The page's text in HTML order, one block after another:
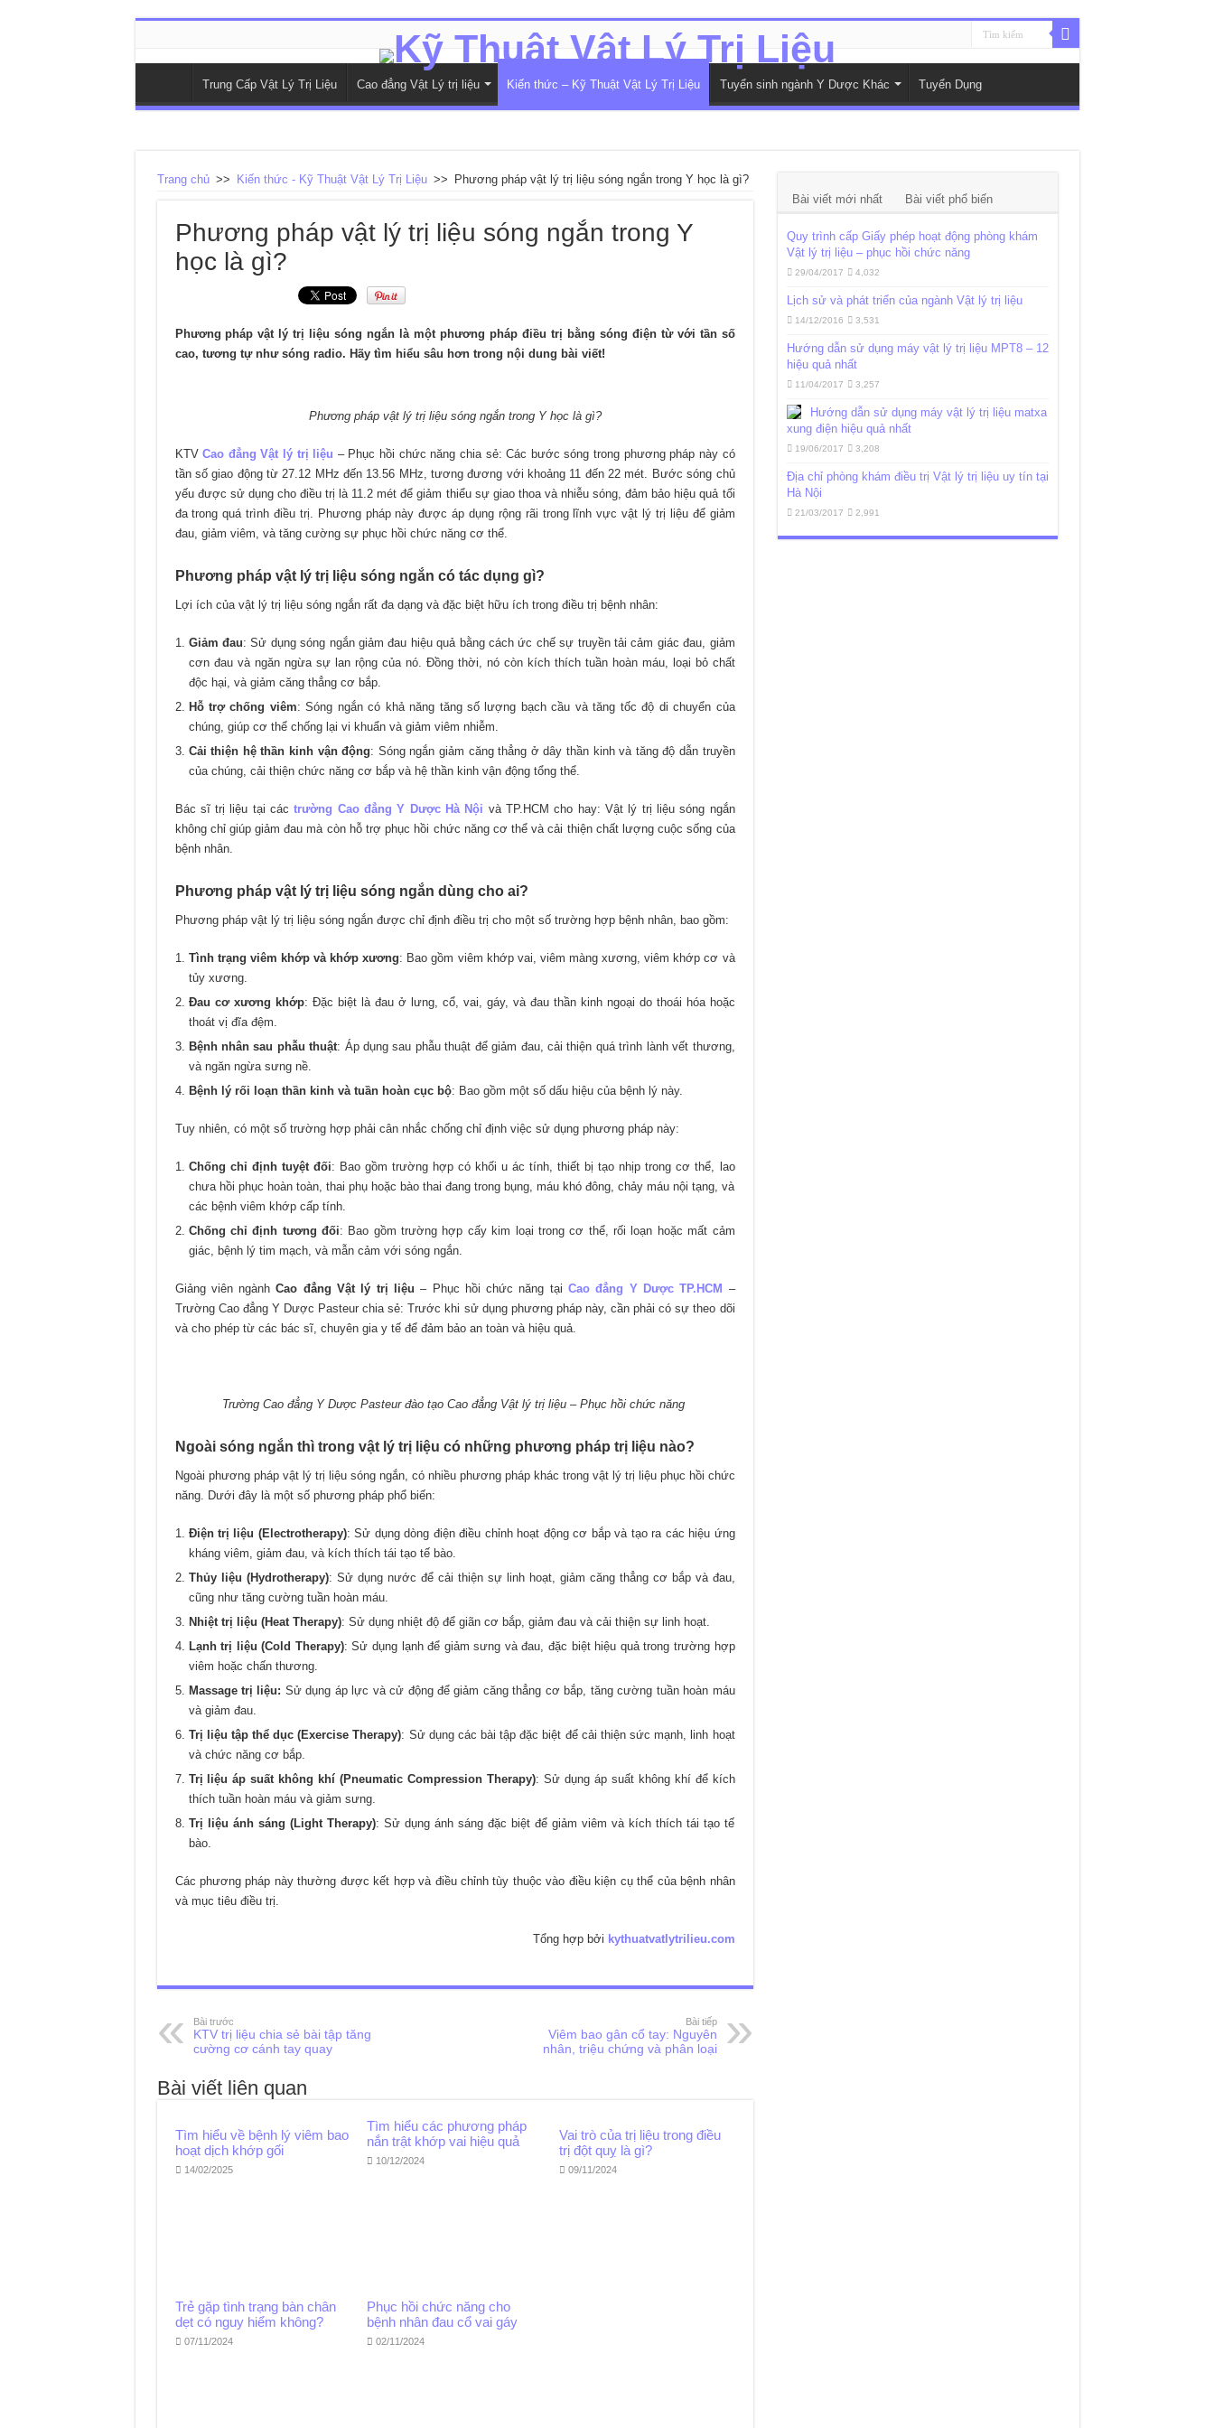
Trung Cấp Vật Lý Trị Liệu Cao đẳng Vật Lý trị liệu Kiến thức – Kỹ Thuật Vật Lý Trị Liệu Tuyển sinh ngành Y Dược Khác Tuyển Dụng
Trang chủ >> Kiến thức - Kỹ Thuật Vật Lý Trị Liệu >> Phương pháp vật lý trị liệu sóng ngắn trong Y học là gì?
Phương pháp vật lý trị liệu sóng ngắn trong Y
học là gì?
Phương pháp vật lý trị liệu sóng ngắn là một phương pháp điều trị bằng sóng điện từ với tần số
cao, tương tự như sóng radio. Hãy tìm hiểu sâu hơn trong nội dung bài viết!
Phương pháp vật lý trị liệu sóng ngắn trong Y học là gì?
KTVCao đẳng Vật lý trị liệu – Phục hồi chức năng chia sẻ: Các bước sóng trong phương pháp này có
tần số giao động từ 27.12 MHz đến 13.56 MHz, tương đương với khoảng 11 đến 22 mét. Bước sóng chủ
yếu được sử dụng cho điều trị là 11.2 mét để giảm thiểu sự giao thoa và nhiễu sóng, đảm bảo hiệu quả tối
đa trong quá trình điều trị. Phương pháp này được áp dụng rộng rãi trong lĩnh vực vật lý trị liệu để giảm
đau, giảm viêm, và tăng cường sự phục hồi chức năng cơ thể.
Phương pháp vật lý trị liệu sóng ngắn có tác dụng gì?
Lợi ích của vật lý trị liệu sóng ngắn rất đa dạng và đặc biệt hữu ích trong điều trị bệnh nhân:
Giảm đau: Sử dụng sóng ngắn giảm đau hiệu quả bằng cách ức chế sự truyền tải cảm giác đau, giảm
cơn đau và ngăn ngừa sự lan rộng của nó. Đồng thời, nó còn kích thích tuần hoàn máu, loại bỏ chất
độc hại, và giảm căng thẳng cơ bắp.
Hỗ trợ chống viêm: Sóng ngắn có khả năng tăng số lượng bạch cầu và tăng tốc độ di chuyển của
chúng, giúp cơ thể chống lại vi khuẩn và giảm viêm nhiễm.
Cải thiện hệ thần kinh vận động: Sóng ngắn giảm căng thẳng ở dây thần kinh và tăng độ dẫn truyền
của chúng, cải thiện chức năng cơ bắp và hệ thần kinh vận động tổng thể.
Bác sĩ trị liệu tại cáctrường Cao đẳng Y Dược Hà Nội và TP.HCM cho hay: Vật lý trị liệu sóng ngắn
không chỉ giúp giảm đau mà còn hỗ trợ phục hồi chức năng cơ thể và cải thiện chất lượng cuộc sống của
bệnh nhân.
Phương pháp vật lý trị liệu sóng ngắn dùng cho ai?
Phương pháp vật lý trị liệu sóng ngắn được chỉ định điều trị cho một số trường hợp bệnh nhân, bao gồm:
Tình trạng viêm khớp và khớp xương: Bao gồm viêm khớp vai, viêm màng xương, viêm khớp cơ và
tủy xương.
Đau cơ xương khớp: Đặc biệt là đau ở lưng, cổ, vai, gáy, và đau thần kinh ngoại do thoái hóa hoặc
thoát vị đĩa đệm.
Bệnh nhân sau phẫu thuật: Áp dụng sau phẫu thuật để giảm đau, cải thiện quá trình lành vết thương,
và ngăn ngừa sưng nề.
Bệnh lý rối loạn thần kinh và tuần hoàn cục bộ: Bao gồm một số dấu hiệu của bệnh lý này.
Tuy nhiên, có một số trường hợp phải cân nhắc chống chỉ định việc sử dụng phương pháp này:
Chống chỉ định tuyệt đối: Bao gồm trường hợp có khối u ác tính, thiết bị tạo nhịp trong cơ thể, lao
chưa hồi phục hoàn toàn, thai phụ hoặc bào thai đang trong bụng, máu khó đông, chảy máu nội tạng, và
các bệnh viêm khớp cấp tính.
Chống chỉ định tương đối: Bao gồm trường hợp cấy kim loại trong cơ thể, rối loạn hoặc mất cảm
giác, bệnh lý tim mạch, và mẫn cảm với sóng ngắn.
Giảng viên ngànhCao đẳng Vật lý trị liệu – Phục hồi chức năng tạiCao đẳng Y Dược TP.HCM –
Trường Cao đẳng Y Dược Pasteur chia sẻ: Trước khi sử dụng phương pháp này, cần phải có sự theo dõi
và cho phép từ các bác sĩ, chuyên gia y tế để đảm bảo an toàn và hiệu quả.
Trường Cao đẳng Y Dược Pasteur đào tạo Cao đẳng Vật lý trị liệu – Phục hồi chức năng
Ngoài sóng ngắn thì trong vật lý trị liệu có những phương pháp trị liệu nào?
Ngoài phương pháp vật lý trị liệu sóng ngắn, có nhiều phương pháp khác trong vật lý trị liệu phục hồi chức
năng. Dưới đây là một số phương pháp phổ biến:
Điện trị liệu (Electrotherapy): Sử dụng dòng điện điều chỉnh hoạt động cơ bắp và tạo ra các hiệu ứng
kháng viêm, giảm đau, và kích thích tái tạo tế bào.
Thủy liệu (Hydrotherapy): Sử dụng nước để cải thiện sự linh hoạt, giảm căng thẳng cơ bắp và đau,
cũng như tăng cường tuần hoàn máu.
Nhiệt trị liệu (Heat Therapy): Sử dụng nhiệt độ để giãn cơ bắp, giảm đau và cải thiện sự linh hoạt.
Lạnh trị liệu (Cold Therapy): Sử dụng lạnh để giảm sưng và đau, đặc biệt hiệu quả trong trường hợp
viêm hoặc chấn thương.
Massage trị liệu: Sử dụng áp lực và cử động để giảm căng thẳng cơ bắp, tăng cường tuần hoàn máu
và giảm đau.
Trị liệu tập thể dục (Exercise Therapy): Sử dụng các bài tập đặc biệt để cải thiện sức mạnh, linh hoạt
và chức năng cơ bắp.
Trị liệu áp suất không khí (Pneumatic Compression Therapy): Sử dụng áp suất không khí để kích
thích tuần hoàn máu và giảm sưng.
Trị liệu ánh sáng (Light Therapy): Sử dụng ánh sáng đặc biệt để giảm viêm và kích thích tái tạo tế
bào.
Các phương pháp này thường được kết hợp và điều chỉnh tùy thuộc vào điều kiện cụ thể của bệnh nhân
và mục tiêu điều trị.
Tổng hợp bởi kythuatvatlytrilieu.com
Bài trước
KTV trị liệu chia sẻ bài tập tăng
cường cơ cánh tay quay
Bài tiếp
Viêm bao gân cổ tay: Nguyên
nhân, triệu chứng và phân loại
Bài viết liên quan
Tìm hiểu về bệnh lý viêm bao
hoạt dịch khớp gối
14/02/2025
Tìm hiểu các phương pháp
nắn trật khớp vai hiệu quả
10/12/2024
Vai trò của trị liệu trong điều
trị đột quỵ là gì?
09/11/2024
Trẻ gặp tình trạng bàn chân
dẹt có nguy hiểm không?
07/11/2024
Phục hồi chức năng cho
bệnh nhân đau cổ vai gáy
02/11/2024
Bài viết mới nhất Bài viết phổ biến
Quy trình cấp Giấy phép hoạt động phòng khám
Vật lý trị liệu – phục hồi chức năng
29/04/2017 4,032
Lịch sử và phát triển của ngành Vật lý trị liệu
14/12/2016 3,531
Hướng dẫn sử dụng máy vật lý trị liệu MPT8 – 12
hiệu quả nhất
11/04/2017 3,257
Hướng dẫn sử dụng máy vật lý trị liệu matxa
xung điện hiệu quả nhất
19/06/2017 3,208
Địa chỉ phòng khám điều trị Vật lý trị liệu uy tín tại
Hà Nội
21/03/2017 2,991